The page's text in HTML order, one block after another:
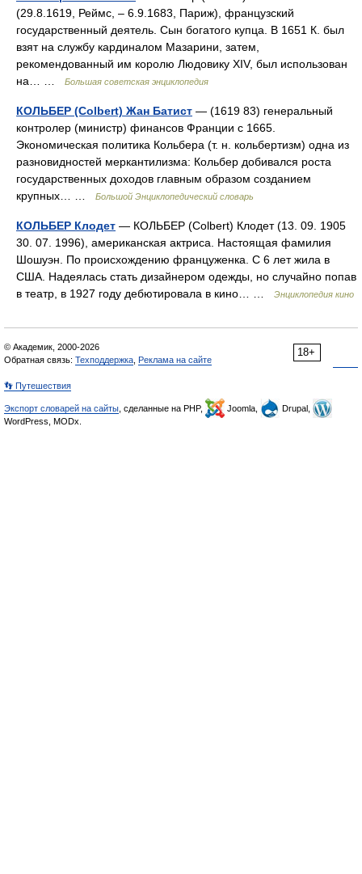
(29.8.1619, Реймс, ‒ 6.9.1683, Париж), французский
государственный деятель. Сын богатого купца. В 1651 К. был
взят на службу кардиналом Мазарини, затем,
рекомендованный им королю Людовику XIV, был использован
на… …
Большая советская энциклопедия
КОЛЬБЕР (Colbert) Жан Батист — (1619 83) генеральный
контролер (министр) финансов Франции с 1665.
Экономическая политика Кольбера (т. н. кольбертизм) одна из
разновидностей меркантилизма: Кольбер добивался роста
государственных доходов главным образом созданием
крупных… …
Большой Энциклопедический словарь
КОЛЬБЕР Клодет — КОЛЬБЕР (Colbert) Клодет (13. 09. 1905
30. 07. 1996), американская актриса. Настоящая фамилия
Шошуэн. По происхождению француженка. С 6 лет жила в
США. Надеялась стать дизайнером одежды, но случайно попав
в театр, в 1927 году дебютировала в кино… …
Энциклопедия кино
18+
© Академик, 2000-2026
Обратная связь: Техподдержка Реклама на сайте
👣 Путешествия
Экспорт словарей на сайты , сделанные на PHP, Joomla,
Drupal,
WordPress, MODx.